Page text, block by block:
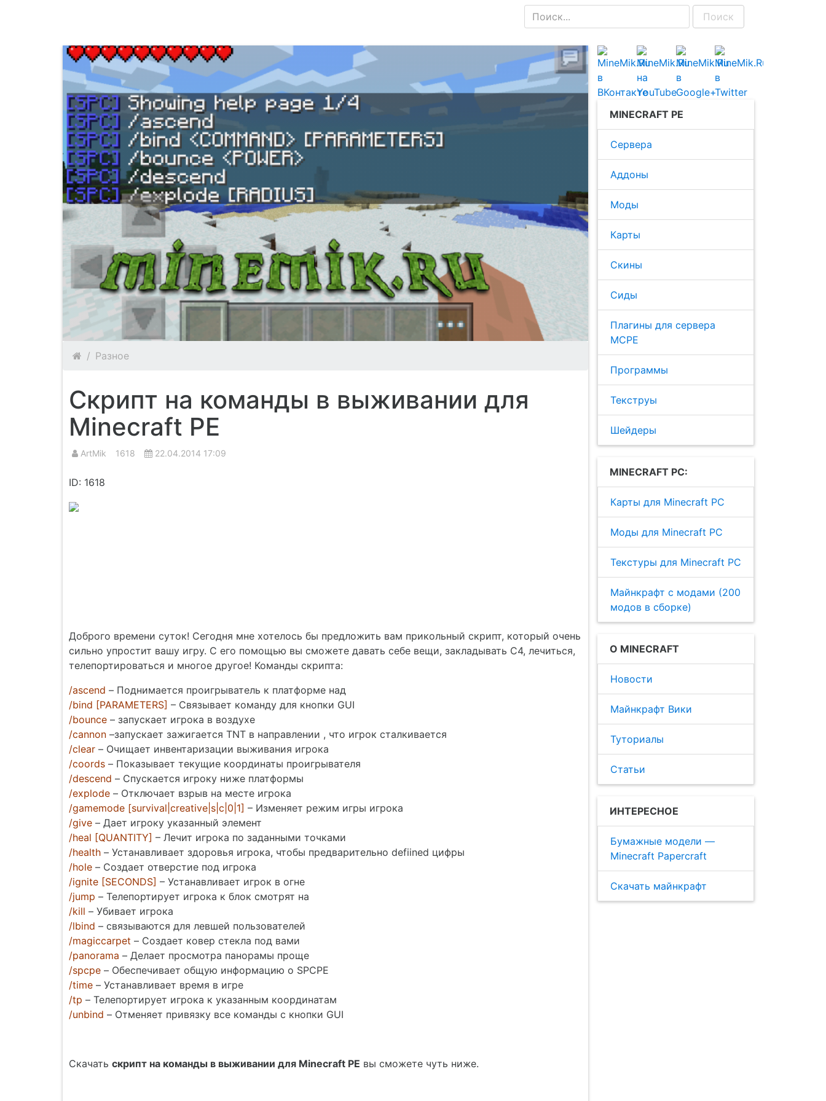
Поиск
Разное
Скрипт на команды в выживании для
Minecraft PE
ArtMik 1618 22.04.2014 17:09
ID: 1618
Доброго времени суток! Сегодня мне хотелось бы предложить вам прикольный скрипт, который очень
сильно упростит вашу игру. С его помощью вы сможете давать себе вещи, закладывать C4, лечиться,
телепортироваться и многое другое! Команды скрипта:
/ascend – Поднимается проигрыватель к платформе над
/bind [PARAMETERS] – Связывает команду для кнопки GUI
/bounce – запускает игрока в воздухе
/cannon –запускает зажигается TNT в направлении , что игрок сталкивается
/clear – Очищает инвентаризации выживания игрока
/coords – Показывает текущие координаты проигрывателя
/descend – Спускается игроку ниже платформы
/explode – Отключает взрыв на месте игрока
/gamemode [survival|creative|s|c|0|1] – Изменяет режим игры игрока
/give – Дает игроку указанный элемент
/heal [QUANTITY] – Лечит игрока по заданными точками
/health – Устанавливает здоровья игрока, чтобы предварительно defiined цифры
/hole – Создает отверстие под игрока
/ignite [SECONDS] – Устанавливает игрок в огне
/jump – Телепортирует игрока к блок смотрят на
/kill – Убивает игрока
/lbind – связываются для левшей пользователей
/magiccarpet – Создает ковер стекла под вами
/panorama – Делает просмотра панорамы проще
/spcpe – Обеспечивает общую информацию о SPCPE
/time – Устанавливает время в игре
/tp – Телепортирует игрока к указанным координатам
/unbind – Отменяет привязку все команды с кнопки GUI
Скачать скрипт на команды в выживании для Minecraft PE вы сможете чуть ниже.
MINECRAFT PE
Сервера
Аддоны
Моды
Карты
Скины
Сиды
Плагины для сервера
MCPE
Программы
Текструы
Шейдеры
MINECRAFT PC:
Карты для Minecraft PC
Моды для Minecraft PC
Текстуры для Minecraft PC
Майнкрафт с модами (200
модов в сборке)
О MINECRAFT
Новости
Майнкрафт Вики
Туториалы
Статьи
ИНТЕРЕСНОЕ
Бумажные модели —
Minecraft Papercraft
Скачать майнкрафт